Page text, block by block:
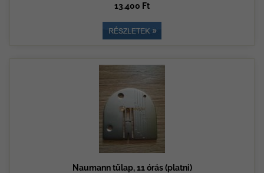
13.400 Ft
Naumann tűlap, 11 órás (platni)